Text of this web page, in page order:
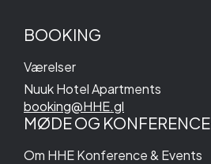
BOOKING
Værelser
Nuuk Hotel Apartments
booking@HHE.gl
MØDE OG KONFERENCE
Om HHE Konference & Events